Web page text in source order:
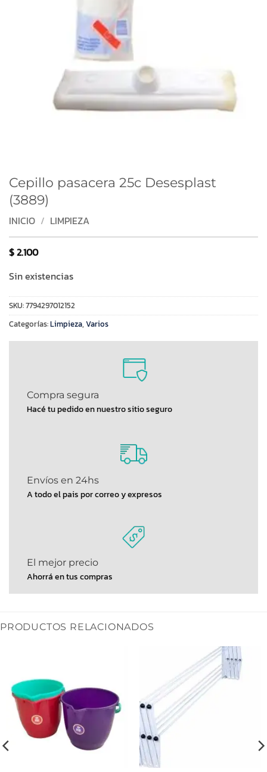
Cepillo pasacera 25c Desesplast
(3889)
INICIO / LIMPIEZA
$2.100
Sin existencias
SKU:7794297012152
Categorías:Limpieza, Varios
Compra segura
Hacé tu pedido en nuestro sitio seguro
Envíos en 24hs
A todo el pais por correo y expresos
El mejor precio
Ahorrá en tus compras
PRODUCTOS RELACIONADOS